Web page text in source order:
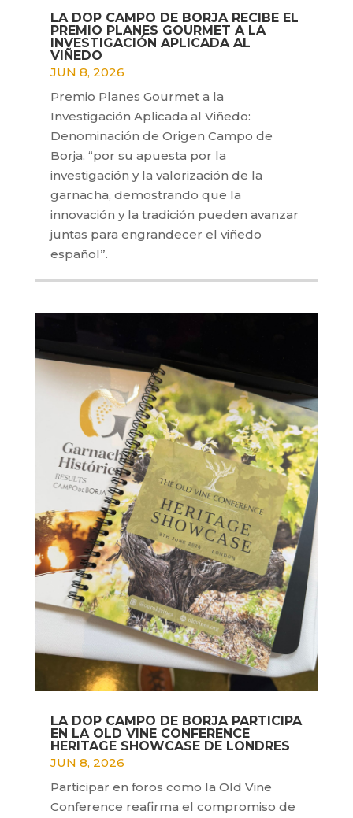
LA DOP CAMPO DE BORJA RECIBE EL
PREMIO PLANES GOURMET A LA
INVESTIGACIÓN APLICADA AL
VIÑEDO
JUN 8, 2026
Premio Planes Gourmet a la
Investigación Aplicada al Viñedo:
Denominación de Origen Campo de
Borja, “por su apuesta por la
investigación y la valorización de la
garnacha, demostrando que la
innovación y la tradición pueden avanzar
juntas para engrandecer el viñedo
español”.
LA DOP CAMPO DE BORJA PARTICIPA
EN LA OLD VINE CONFERENCE
HERITAGE SHOWCASE DE LONDRES
JUN 8, 2026
Participar en foros como la Old Vine
Conference reafirma el compromiso de